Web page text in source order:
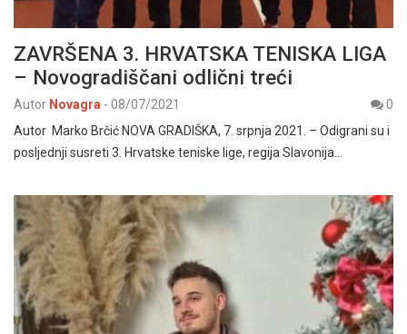
ZAVRŠENA 3. HRVATSKA TENISKA LIGA
– Novogradiščani odlični treći
Autor Novagra - 08/07/2021
0
Autor Marko Brčić NOVA GRADIŠKA, 7. srpnja 2021. – Odigrani su i
posljednji susreti 3. Hrvatske teniske lige, regija Slavonija…